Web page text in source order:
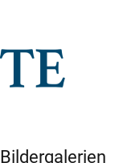
Bildergalerien